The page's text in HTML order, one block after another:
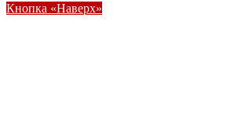
Кнопка «Наверх»